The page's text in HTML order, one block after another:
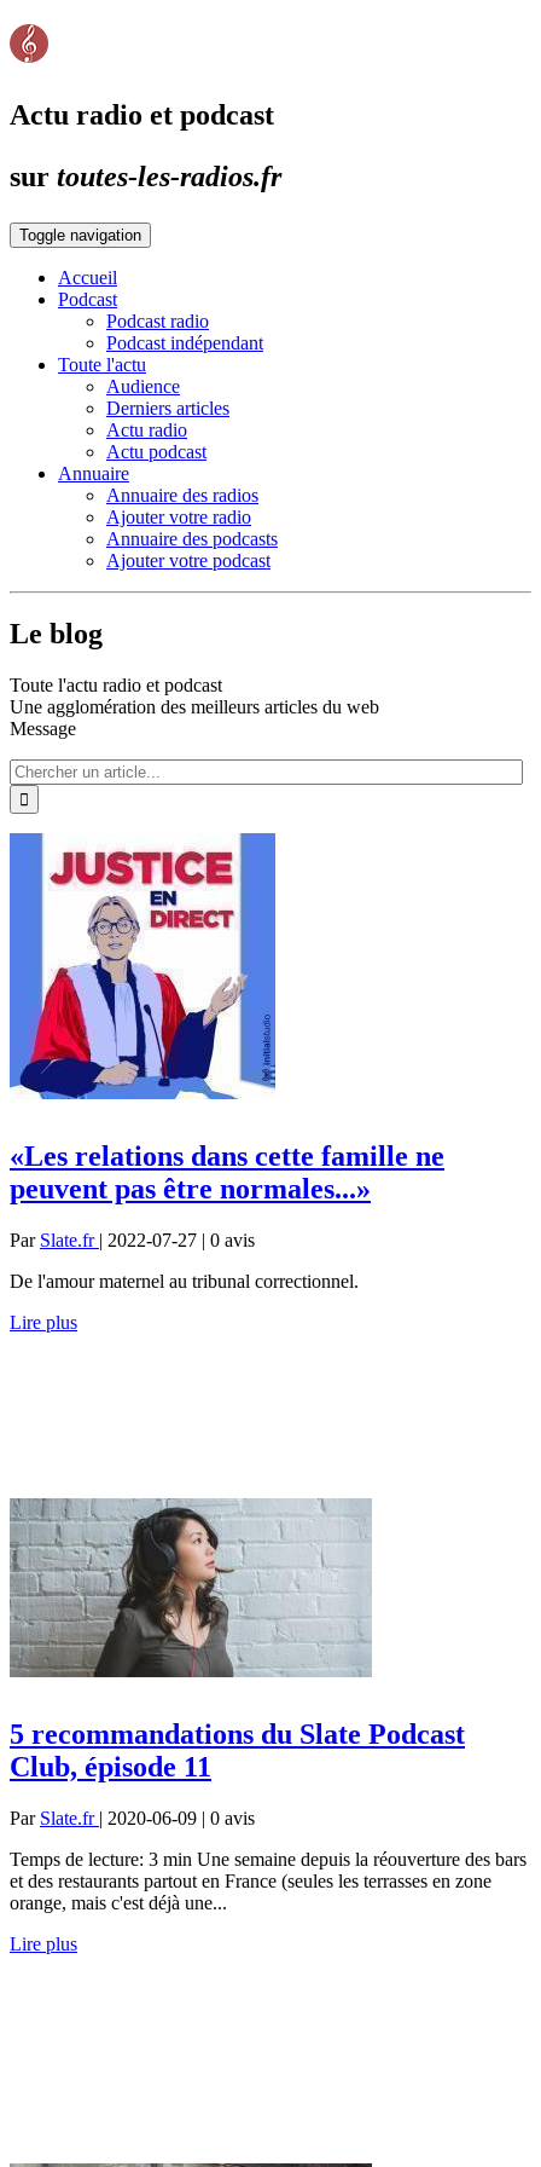
Actu radio et podcast
sur toutes-les-radios.fr
Toggle navigation
Accueil
Podcast
Podcast radio
Podcast indépendant
Toute l'actu
Audience
Derniers articles
Actu radio
Actu podcast
Annuaire
Annuaire des radios
Ajouter votre radio
Annuaire des podcasts
Ajouter votre podcast
Le blog
Toute l'actu radio et podcast
Une agglomération des meilleurs articles du web
Message
«Les relations dans cette famille ne
peuvent pas être normales...»
Par Slate.fr | 2022-07-27 | 0 avis
De l'amour maternel au tribunal correctionnel.
Lire plus
5 recommandations du Slate Podcast
Club, épisode 11
Par Slate.fr | 2020-06-09 | 0 avis
Temps de lecture: 3 min Une semaine depuis la réouverture des bars
et des restaurants partout en France (seules les terrasses en zone
orange, mais c'est déjà une...
Lire plus